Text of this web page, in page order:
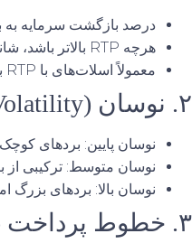
درصد بازگشت سرمایه به
هرچه RTP بالاتر باشد، شانس برد در طولانی‌مدت بیشتر است.
معمولاً اسلات‌های با RTP بین ۹۵٪ تا ۹۸٪ بهترین گزینه‌اند.
۲. نوسان (Volatility)
نوسان پایین: بردهای
نوسان متوسط: ترکیبی
نوسان بالا: بردهای بزرگ
۳. خطوط پرداخت (Paylines)